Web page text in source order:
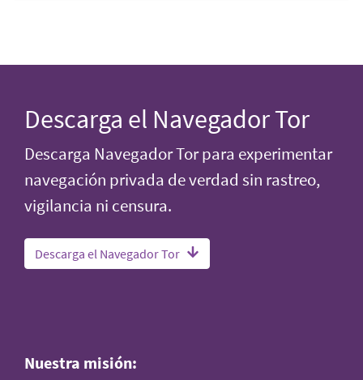
Descarga el Navegador Tor
Descarga Navegador Tor para experimentar
navegación privada de verdad sin rastreo,
vigilancia ni censura.
Descarga el Navegador Tor
Nuestra misión: